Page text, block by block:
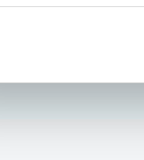
výrobou nebo...